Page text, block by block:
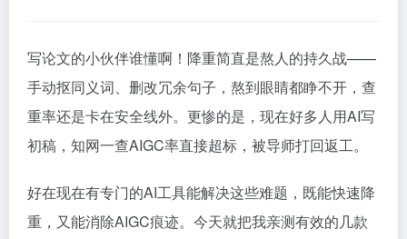
写论文的小伙伴谁懂啊！降重简直是熬人的持久战——
手动抠同义词、删改冗余句子，熬到眼睛都睁不开，查
重率还是卡在安全线外。更惨的是，现在好多人用AI写
初稿，知网一查AIGC率直接超标，被导师打回返工。
好在现在有专门的AI工具能解决这些难题，既能快速降
重，又能消除AIGC痕迹。今天就把我亲测有效的几款